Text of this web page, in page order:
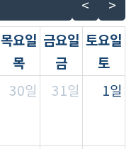
<
>
목요일
목
금요일
금
토요일
토
30일 31일 1일